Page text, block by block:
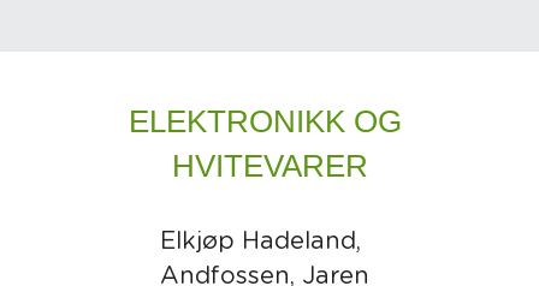
ELEKTRONIKK OG
HVITEVARER
Elkjøp Hadeland,
Andfossen, Jaren